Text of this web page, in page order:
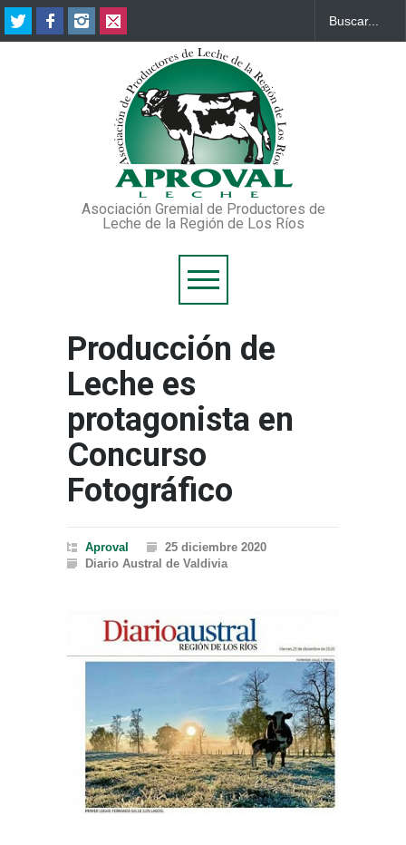
Asociación Gremial de Productores de
Leche de la Región de Los Ríos
Producción de
Leche es
protagonista en
Concurso
Fotográfico
Aproval
25 diciembre 2020
Diario Austral de Valdivia